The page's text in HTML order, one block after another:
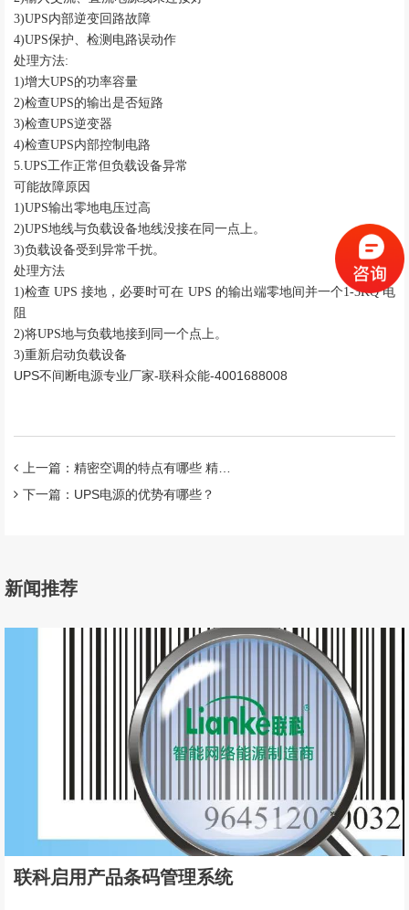
3)UPS内部逆变回路故障
4)UPS保护、检测电路误动作
处理方法:
1)增大UPS的功率容量
2)检查UPS的输出是否短路
3)检查UPS逆变器
4)检查UPS内部控制电路
5.UPS工作正常但负载设备异常
可能故障原因
1)UPS输出零地电压过高
2)UPS地线与负载设备地线没接在同一点上。
3)负载设备受到异常千扰。
处理方法
1)检查 UPS 接地，必要时可在 UPS 的输出端零地间并一个1-3KQ 电
阻
2)将UPS地与负载地接到同一个点上。
3)重新启动负载设备
UPS不间断电源专业厂家-联科众能-4001688008
上一篇：精密空调的特点有哪些 精密空调怎么分类
下一篇：UPS电源的优势有哪些？
新闻推荐
联科启用产品条码管理系统